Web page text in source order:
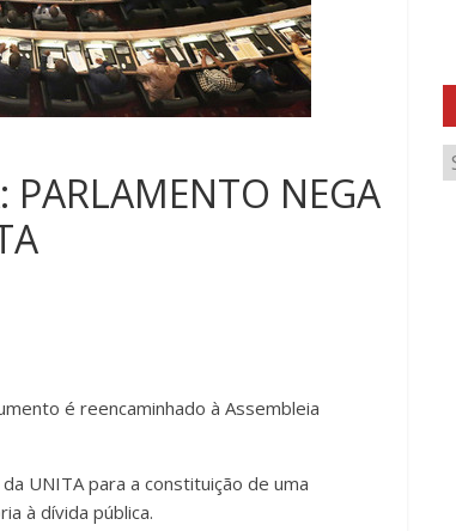
NEGA
é reencaminhado à Assembleia
UNITA para a constituição de uma
à dívida pública.